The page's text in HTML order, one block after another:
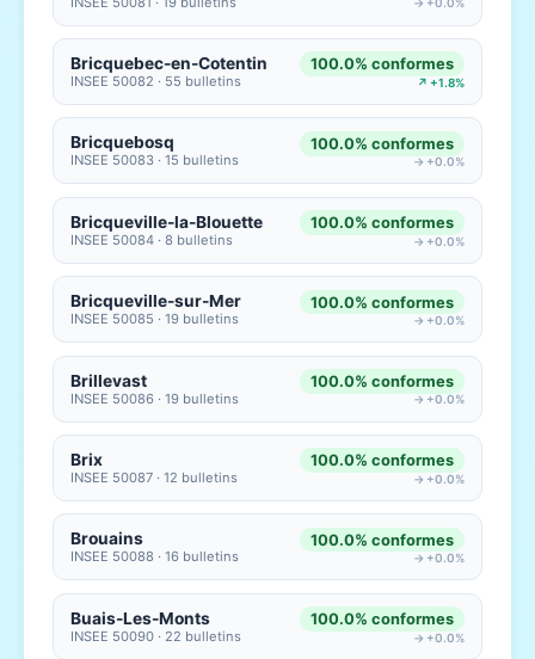
→ +0.0%
Bricquebec-en-Cotentin
INSEE 50082 · 55 bulletins
100.0% conformes
↗ +1.8%
Bricquebosq
INSEE 50083 · 15 bulletins
100.0% conformes
→ +0.0%
Bricqueville-la-Blouette
INSEE 50084 · 8 bulletins
100.0% conformes
→ +0.0%
Bricqueville-sur-Mer
INSEE 50085 · 19 bulletins
100.0% conformes
→ +0.0%
Brillevast
INSEE 50086 · 19 bulletins
100.0% conformes
→ +0.0%
Brix
INSEE 50087 · 12 bulletins
100.0% conformes
→ +0.0%
Brouains
INSEE 50088 · 16 bulletins
100.0% conformes
→ +0.0%
Buais-Les-Monts
INSEE 50090 · 22 bulletins
100.0% conformes
→ +0.0%